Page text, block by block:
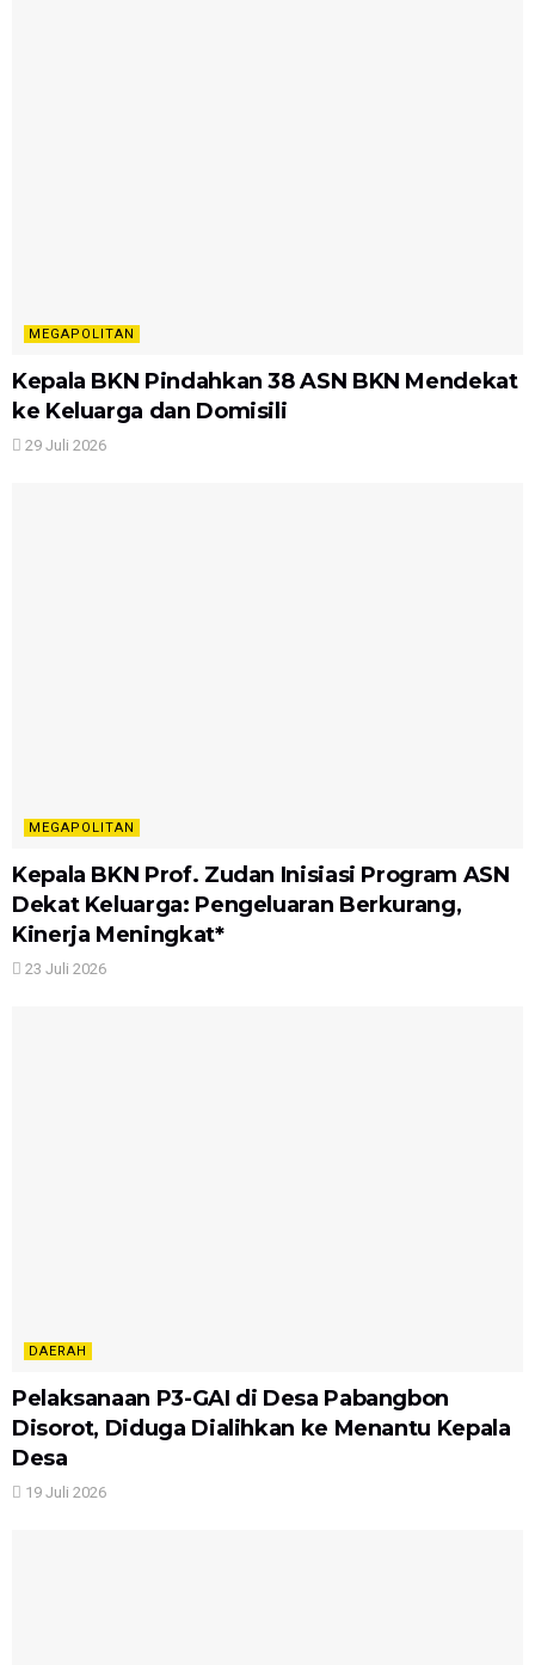
MEGAPOLITAN
Kepala BKN Pindahkan 38 ASN BKN Mendekat
ke Keluarga dan Domisili
29 Juli 2026
MEGAPOLITAN
Kepala BKN Prof. Zudan Inisiasi Program ASN
Dekat Keluarga: Pengeluaran Berkurang,
Kinerja Meningkat*
23 Juli 2026
DAERAH
Pelaksanaan P3-GAI di Desa Pabangbon
Disorot, Diduga Dialihkan ke Menantu Kepala
Desa
19 Juli 2026